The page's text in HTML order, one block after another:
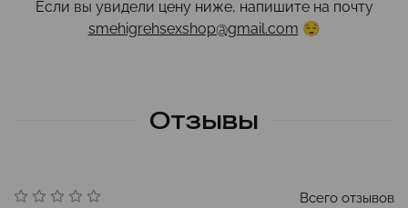
Если вы увидели цену ниже, напишите на почту
smehigrehsexshop@gmail.com 😌
Отзывы
Всего отзывов